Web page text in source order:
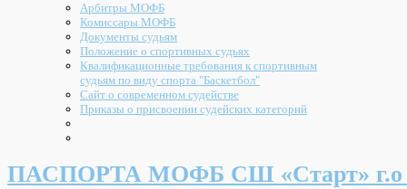
Арбитры МОФБ
Комиссары МОФБ
Документы судьям
Положение о спортивных судьях
Квалификационные требования к спортивным
судьям по виду спорта "Баскетбол"
Сайт о современном судействе
Приказы о присвоении судейских категорий
ПАСПОРТА МОФБ СШ «Старт» г.о